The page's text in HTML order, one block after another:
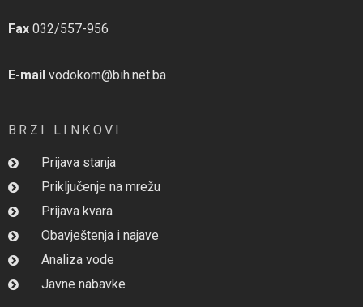
Fax 032/557-956
E-mail vodokom@bih.net.ba
BRZI LINKOVI
Prijava stanja
Priključenje na mrežu
Prijava kvara
Obavještenja i najave
Analiza vode
Javne nabavke